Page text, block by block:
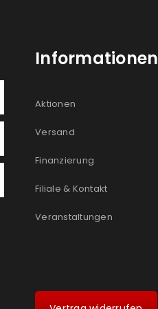
Informationen
Aktionen
Versand
Finanzierung
Filiale & Kontakt
Veranstaltungen